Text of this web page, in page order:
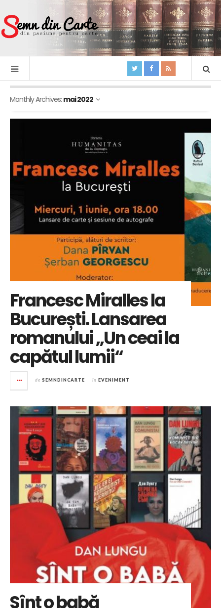
Monthly Archives: mai 2022
Francesc Miralles la
București. Lansarea
romanului „Un ceai la
capătul lumii“
de SEMNDINCARTE în EVENIMENT
Sînt o babă